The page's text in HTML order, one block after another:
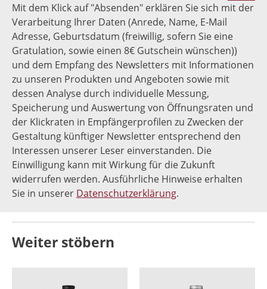
Mit dem Klick auf "Absenden" erklären Sie sich mit der
Verarbeitung Ihrer Daten (Anrede, Name, E-Mail
Adresse, Geburtsdatum (freiwillig, sofern Sie eine
Gratulation, sowie einen 8€ Gutschein wünschen))
und dem Empfang des Newsletters mit Informationen
zu unseren Produkten und Angeboten sowie mit
dessen Analyse durch individuelle Messung,
Speicherung und Auswertung von Öffnungsraten und
der Klickraten in Empfängerprofilen zu Zwecken der
Gestaltung künftiger Newsletter entsprechend den
Interessen unserer Leser einverstanden. Die
Einwilligung kann mit Wirkung für die Zukunft
widerrufen werden. Ausführliche Hinweise erhalten
Sie in unserer Datenschutzerklärung.
Weiter stöbern